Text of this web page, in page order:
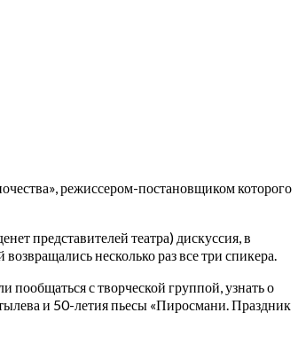
режиссером-постановщиком которого
представителей театра) дискуссия, в
несколько раз все три спикера.
пообщаться с творческой группой, узнать о
и 50-летия пьесы «Пиросмани. Праздник